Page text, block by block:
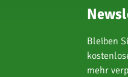
Bleiben
mehr